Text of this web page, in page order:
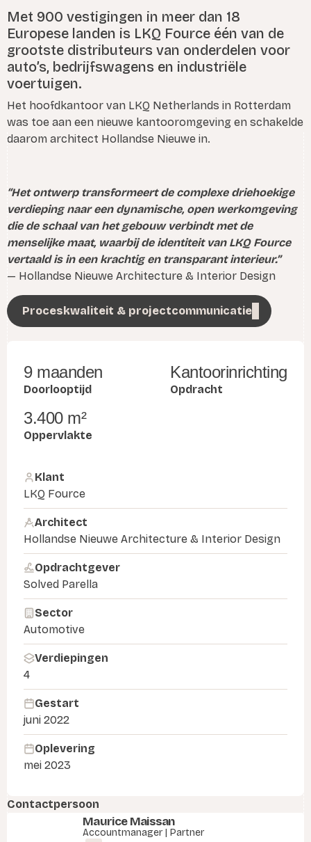
Met 900 vestigingen in meer dan 18
Europese landen is LKQ Fource één van de
grootste distributeurs van onderdelen voor
auto’s, bedrijfswagens en industriële
voertuigen.
Het hoofdkantoor van LKQ Netherlands in Rotterdam
was toe aan een nieuwe kantooromgeving en schakelde
daarom architect Hollandse Nieuwe in.
“Het ontwerp transformeert de complexe driehoekige
verdieping naar een dynamische, open werkomgeving
die de schaal van het gebouw verbindt met de
menselijke maat, waarbij de identiteit van LKQ Fource
vertaald is in een krachtig en transparant interieur.”
— Hollandse Nieuwe Architecture & Interior Design
Proceskwaliteit & projectcommunicatie
9 maanden
Doorlooptijd
Kantoorinrichting
Opdracht
3.400 m²
Oppervlakte
Klant
LKQ Fource
Architect
Hollandse Nieuwe Architecture & Interior Design
Opdrachtgever
Solved Parella
Sector
Automotive
Verdiepingen
4
Gestart
juni 2022
Oplevering
mei 2023
Contactpersoon
Maurice Maissan
Accountmanager | Partner